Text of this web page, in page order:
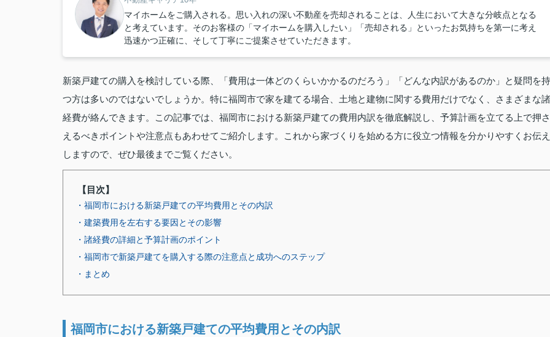
マイホームをご購入される。思い入れの深い不動産を売却されることは、人生において大きな分岐点となる
と考えています。そのお客様の「マイホームを購入したい」「売却される」といったお気持ちを第一に考え
迅速かつ正確に、そして丁寧にご提案させていただきます。
新築戸建ての購入を検討している際、「費用は一体どのくらいかかるのだろう」「どんな内訳があるのか」と疑問を持
つ方は多いのではないでしょうか。特に福岡市で家を建てる場合、土地と建物に関する費用だけでなく、さまざまな諸
経費が絡んできます。この記事では、福岡市における新築戸建ての費用内訳を徹底解説し、予算計画を立てる上で押さ
えるべきポイントや注意点もあわせてご紹介します。これから家づくりを始める方に役立つ情報を分かりやすくお伝え
しますので、ぜひ最後までご覧ください。
【目次】
・福岡市における新築戸建ての平均費用とその内訳
・建築費用を左右する要因とその影響
・諸経費の詳細と予算計画のポイント
・福岡市で新築戸建てを購入する際の注意点と成功へのステップ
・まとめ
福岡市における新築戸建ての平均費用とその内訳